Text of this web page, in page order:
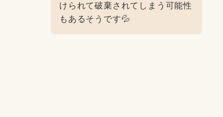
けられて破棄されてしまう可能性
もあるそうです💦